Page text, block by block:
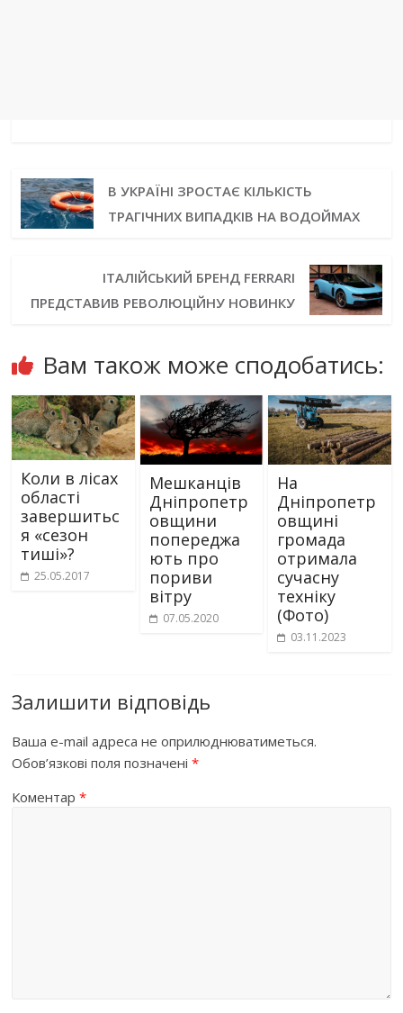
В УКРАЇНІ ЗРОСТАЄ КІЛЬКІСТЬ
ТРАГІЧНИХ ВИПАДКІВ НА ВОДОЙМАХ
ІТАЛІЙСЬКИЙ БРЕНД FERRARI
ПРЕДСТАВИВ РЕВОЛЮЦІЙНУ НОВИНКУ
Вам також може сподобатись:
Коли в лісах
області
завершитьс
я «сезон
тиші»?
25.05.2017
Мешканців
Дніпропетр
овщини
попереджа
ють про
пориви
вітру
07.05.2020
На
Дніпропетр
овщині
громада
отримала
сучасну
техніку
(Фото)
03.11.2023
Залишити відповідь
Ваша e-mail адреса не оприлюднюватиметься.
Обов’язкові поля позначені*
Коментар*